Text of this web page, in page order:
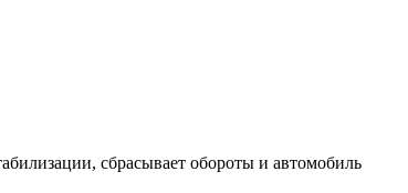
сбрасывает обороты и автомобиль